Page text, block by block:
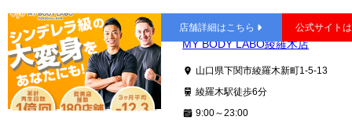
綾羅木
MY BODY LABO綾羅木店
山口県下関市綾羅木新町1-5-13
綾羅木駅徒歩6分
9:00～23:00
店舗詳細はこちら 公式サイト